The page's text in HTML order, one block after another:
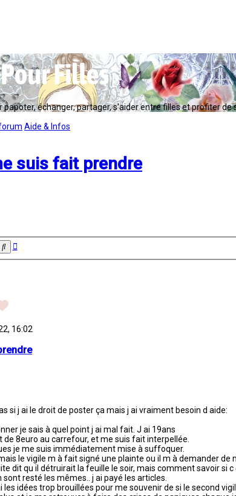
papoter, échanger, partager, s'aider entre filles et profiter de
Aide & Infos
suis fait prendre
Rechercher
Recherche
16:02
si j ai le droit de poster ça mais j ai vraiment besoin d aide:
je sais à quel point j ai mal fait. J ai 19ans
8euro au carrefour, et me suis fait interpellée.
je me suis immédiatement mise à suffoquer.
le vigile m à fait signé une plainte ou il m à demander
dit qu il détruirait la feuille le soir, mais comment savoir si
resté les mêmes.. j ai payé les articles.
les idées trop brouillées pour me souvenir de si le second